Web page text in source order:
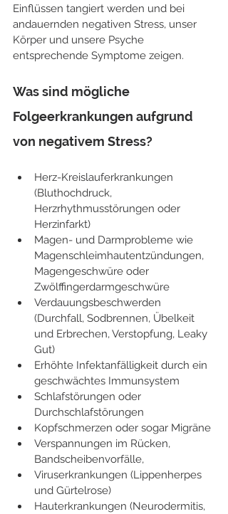
Einflüssen tangiert werden und bei
andauernden negativen Stress, unser
Körper und unsere Psyche
entsprechende Symptome zeigen.  ​
Was sind mögliche
Folgeerkrankungen aufgrund
von negativem Stress?
Herz-Kreislauferkrankungen
(Bluthochdruck,
Herzrhythmusstörungen oder
Herzinfarkt)
Magen- und Darmprobleme wie
Magenschleimhautentzündungen,
Magengeschwüre oder
Zwölffingerdarmgeschwüre
Verdauungsbeschwerden
(Durchfall, Sodbrennen, Übelkeit
und Erbrechen, Verstopfung, Leaky
Gut)
Erhöhte Infektanfälligkeit durch ein
geschwächtes Immunsystem
Schlafstörungen oder
Durchschlafstörungen
Kopfschmerzen oder sogar Migräne
Verspannungen im Rücken,
Bandscheibenvorfälle,
Viruserkrankungen (Lippenherpes
und Gürtelrose)
Hauterkrankungen (Neurodermitis,